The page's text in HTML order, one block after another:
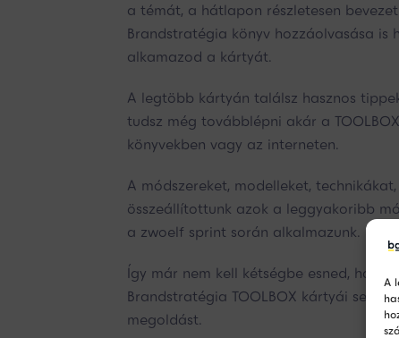
A
a témát, a hátlapon részletesen
Brandstratégia könyv hozzáolvasása is
alkamazod a kártyát.
A legtöbb kártyán találsz hasznos
tudsz még továbblépni akár a
könyvekben vagy az interneten.
A módszereket, modelleket,
összeállítottunk azok a leggyakoribb
a zwoelf sprint során alkalmazunk.
Így már nem kell kétségbe esned, ha
Brandstratégia TOOLBOX kártyái
megoldást.